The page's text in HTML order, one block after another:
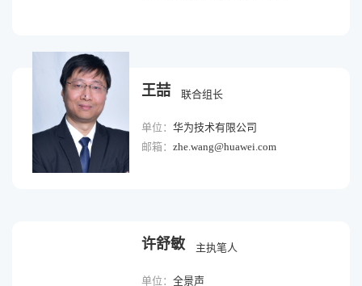
王喆 联合组长
单位： 华为技术有限公司
邮箱： zhe.wang@huawei.com
许舒敏 主执笔人
单位： 全景声